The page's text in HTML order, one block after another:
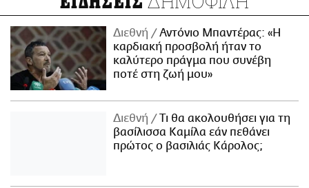
Διεθνή
Αντόνιο Μπαντέρας: «Η
καρδιακή προσβολή ήταν το
καλύτερο πράγμα που συνέβη
ποτέ στη ζωή μου»
Διεθνή
Τι θα ακολουθήσει για τη
βασίλισσα Καμίλα εάν πεθάνει
πρώτος ο βασιλιάς Κάρολος;